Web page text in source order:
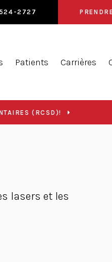
2727
Patients Carrières
(RCSD)!
lasers et les